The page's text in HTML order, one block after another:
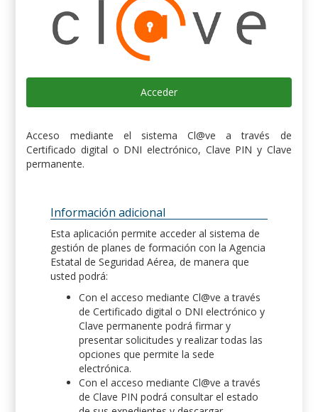
Acceder
Acceso mediante el sistema Cl@ve a través de
Certificado digital o DNI electrónico, Clave PIN y Clave
permanente.
Información adicional
Esta aplicación permite acceder al sistema de
gestión de planes de formación con la Agencia
Estatal de Seguridad Aérea, de manera que
usted podrá:
Con el acceso mediante Cl@ve a través
de Certificado digital o DNI electrónico y
Clave permanente podrá firmar y
presentar solicitudes y realizar todas las
opciones que permite la sede
electrónica.
Con el acceso mediante Cl@ve a través
de Clave PIN podrá consultar el estado